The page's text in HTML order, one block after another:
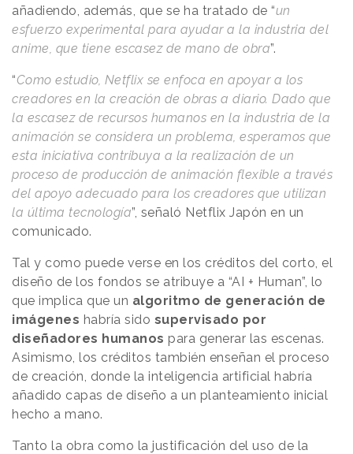
añadiendo, además, que se ha tratado de “un
esfuerzo experimental para ayudar a la industria del
anime, que tiene escasez de mano de obra”.
“Como estudio, Netflix se enfoca en apoyar a los
creadores en la creación de obras a diario. Dado que
la escasez de recursos humanos en la industria de la
animación se considera un problema, esperamos que
esta iniciativa contribuya a la realización de un
proceso de producción de animación flexible a través
del apoyo adecuado para los creadores que utilizan
la última tecnología”, señaló Netflix Japón en un
comunicado.
Tal y como puede verse en los créditos del corto, el
diseño de los fondos se atribuye a “AI + Human”, lo
que implica que un algoritmo de generación de
imágenes habría sido supervisado por
diseñadores humanos para generar las escenas.
Asimismo, los créditos también enseñan el proceso
de creación, donde la inteligencia artificial habría
añadido capas de diseño a un planteamiento inicial
hecho a mano.
Tanto la obra como la justificación del uso de la